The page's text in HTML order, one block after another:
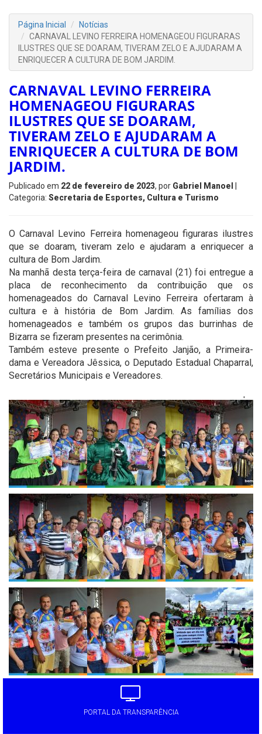
Página Inicial
Notícias
CARNAVAL LEVINO FERREIRA HOMENAGEOU FIGURARAS
ILUSTRES QUE SE DOARAM, TIVERAM ZELO E AJUDARAM A
ENRIQUECER A CULTURA DE BOM JARDIM.
CARNAVAL LEVINO FERREIRA
HOMENAGEOU FIGURARAS
ILUSTRES QUE SE DOARAM,
TIVERAM ZELO E AJUDARAM A
ENRIQUECER A CULTURA DE BOM
JARDIM.
Publicado em 22 de fevereiro de 2023, por Gabriel Manoel
Categoria: Secretaria de Esportes, Cultura e Turismo
O Carnaval Levino Ferreira homenageou figuraras ilustres
que se doaram, tiveram zelo e ajudaram a enriquecer a
cultura de Bom Jardim.
Na manhã desta terça-feira de carnaval (21) foi entregue a
placa de reconhecimento da contribuição que os
homenageados do Carnaval Levino Ferreira ofertaram à
cultura e à história de Bom Jardim. As famílias dos
homenageados e também os grupos das burrinhas de
Bizarra se fizeram presentes na cerimônia.
Também esteve presente o Prefeito Janjão, a Primeira-
dama e Vereadora Jêssica, o Deputado Estadual Chaparral,
Secretários Municipais e Vereadores.
PORTAL DA TRANSPARÊNCIA
'